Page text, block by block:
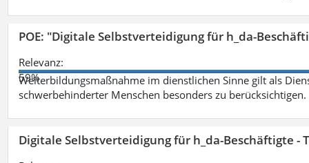
POE: "Digitale Selbstverteidigung für h_da-
Relevanz:
59%
Weiterbildungsmaßnahme im dienstlichen Sinne gilt als
schwerbehinderter Menschen besonders zu berücksichtigen.
Digitale Selbstverteidigung für h_da-Beschäftigte -